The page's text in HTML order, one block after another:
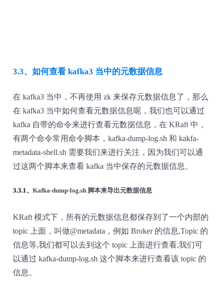
3.3、如何查看 kafka3 当中的元数据信息
在 kafka3 当中，不再使用 zk 来保存元数据信息了，那么
在 kafka3 当中如何查看元数据信息呢，我们也可以通过
kafka 自带的命令来进行查看元数据信息，在 KRaft 中，
有两个命令常用命令脚本，kafka-dump-log.sh 和 kakfa-
metadata-shell.sh 需要我们来进行关注，因为我们可以通
过这两个脚本来查看 kafka 当中保存的元数据信息。
3.3.1、 Kafka-dump-log.sh 脚本来导出元数据信息
KRaft 模式下，所有的元数据信息都保存到了一个内部的
topic 上面，叫做@metadata，例如 Broker 的信息,Topic 的
信息等,我们都可以去到这个 topic 上面进行查看,我们可
以通过 kafka-dump-log.sh 这个脚本来进行查看该 topic 的
信息。